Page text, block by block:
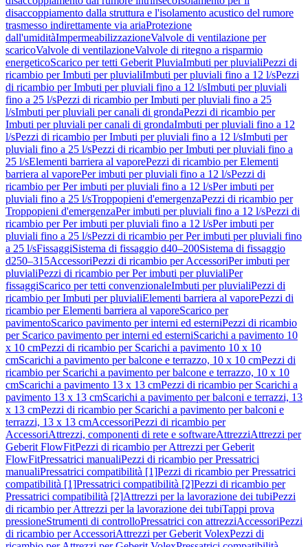
disaccoppiamento dalla struttura e l'isolamento acustico del rumore
trasmesso indirettamente via ariaProtezione
dall'umiditàImpermeabilizzazioneValvole di ventilazione per
scaricoValvole di ventilazioneValvole di ritegno a risparmio
energeticoScarico per tetti Geberit PluviaImbuti per pluvialiPezzi di
ricambio per Imbuti per pluvialiImbuti per pluviali fino a 12 l/sPezzi
di ricambio per Imbuti per pluviali fino a 12 l/sImbuti per pluviali
fino a 25 l/sPezzi di ricambio per Imbuti per pluviali fino a 25
l/sImbuti per pluviali per canali di grondaPezzi di ricambio per
Imbuti per pluviali per canali di grondaImbuti per pluviali fino a 12
l/sPezzi di ricambio per Imbuti per pluviali fino a 12 l/sImbuti per
pluviali fino a 25 l/sPezzi di ricambio per Imbuti per pluviali fino a
25 l/sElementi barriera al vaporePezzi di ricambio per Elementi
barriera al vaporePer imbuti per pluviali fino a 12 l/sPezzi di
ricambio per Per imbuti per pluviali fino a 12 l/sPer imbuti per
pluviali fino a 25 l/sTroppopieni d'emergenzaPezzi di ricambio per
Troppopieni d'emergenzaPer imbuti per pluviali fino a 12 l/sPezzi di
ricambio per Per imbuti per pluviali fino a 12 l/sPer imbuti per
pluviali fino a 25 l/sPezzi di ricambio per Per imbuti per pluviali fino
a 25 l/sFissaggiSistema di fissaggio d40–200Sistema di fissaggio
d250–315AccessoriPezzi di ricambio per AccessoriPer imbuti per
pluvialiPezzi di ricambio per Per imbuti per pluvialiPer
fissaggiScarico per tetti convenzionaleImbuti per pluvialiPezzi di
ricambio per Imbuti per pluvialiElementi barriera al vaporePezzi di
ricambio per Elementi barriera al vaporeScarico per
pavimentoScarico pavimento per interni ed esterniPezzi di ricambio
per Scarico pavimento per interni ed esterniScarichi a pavimento 10
x 10 cmPezzi di ricambio per Scarichi a pavimento 10 x 10
cmScarichi a pavimento per balcone e terrazzo, 10 x 10 cmPezzi di
ricambio per Scarichi a pavimento per balcone e terrazzo, 10 x 10
cmScarichi a pavimento 13 x 13 cmPezzi di ricambio per Scarichi a
pavimento 13 x 13 cmScarichi a pavimento per balconi e terrazzi, 13
x 13 cmPezzi di ricambio per Scarichi a pavimento per balconi e
terrazzi, 13 x 13 cmAccessoriPezzi di ricambio per
AccessoriAttrezzi, componenti di rete e softwareAttrezziAttrezzi per
Geberit FlowFitPezzi di ricambio per Attrezzi per Geberit
FlowFitPressatrici manualiPezzi di ricambio per Pressatrici
manualiPressatrici compatibilità [1]Pezzi di ricambio per Pressatrici
compatibilità [1]Pressatrici compatibilità [2]Pezzi di ricambio per
Pressatrici compatibilità [2]Attrezzi per la lavorazione dei tubiPezzi
di ricambio per Attrezzi per la lavorazione dei tubiTappi prova
pressioneStrumenti di controlloPressatrici con attrezziAccessoriPezzi
di ricambio per AccessoriAttrezzi per Geberit VolexPezzi di